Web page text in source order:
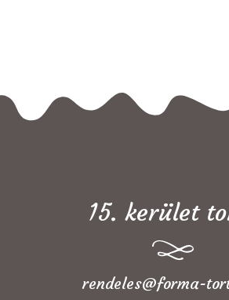
15. kerület
rendeles@forma-